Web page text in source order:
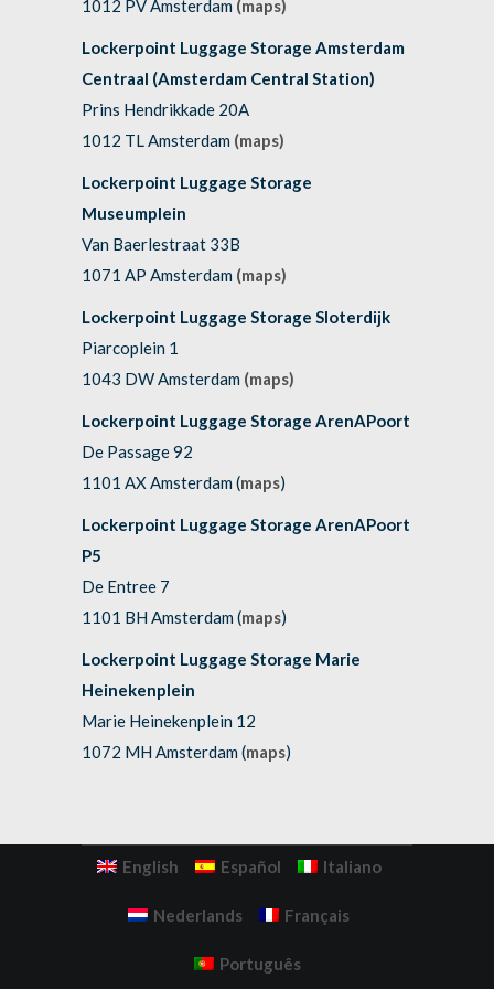
1012 PV Amsterdam (maps)
Lockerpoint Luggage Storage Amsterdam
Centraal (Amsterdam Central Station)
Prins Hendrikkade 20A
1012 TL Amsterdam (maps)
Lockerpoint Luggage Storage
Museumplein
Van Baerlestraat 33B
1071 AP Amsterdam (maps)
Lockerpoint Luggage Storage Sloterdijk
Piarcoplein 1
1043 DW Amsterdam (maps)
Lockerpoint Luggage Storage ArenAPoort
De Passage 92
1101 AX Amsterdam (maps)
Lockerpoint Luggage Storage ArenAPoort
P5
De Entree 7
1101 BH Amsterdam (maps)
Lockerpoint Luggage Storage Marie
Heinekenplein
Marie Heinekenplein 12
1072 MH Amsterdam (maps)
English Español Italiano
Nederlands Français
Português